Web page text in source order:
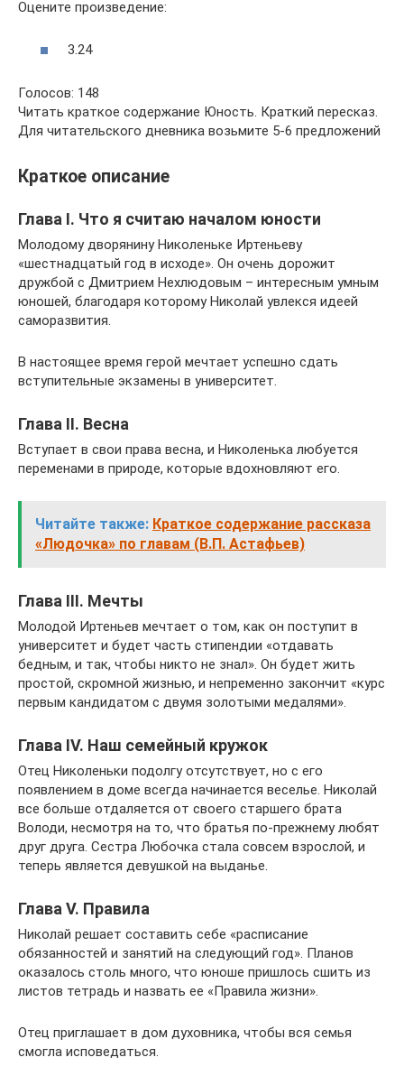
Оцените произведение:
3.24
Голосов: 148
Читать краткое содержание Юность. Краткий пересказ.
Для читательского дневника возьмите 5-6 предложений
Краткое описание
Глава I. Что я считаю началом юности
Молодому дворянину Николеньке Иртеньеву
«шестнадцатый год в исходе». Он очень дорожит
дружбой с Дмитрием Нехлюдовым – интересным умным
юношей, благодаря которому Николай увлекся идеей
саморазвития.
В настоящее время герой мечтает успешно сдать
вступительные экзамены в университет.
Глава II. Весна
Вступает в свои права весна, и Николенька любуется
переменами в природе, которые вдохновляют его.
Читайте также: Краткое содержание рассказа
«Людочка» по главам (В.П. Астафьев)
Глава III. Мечты
Молодой Иртеньев мечтает о том, как он поступит в
университет и будет часть стипендии «отдавать
бедным, и так, чтобы никто не знал». Он будет жить
простой, скромной жизнью, и непременно закончит «курс
первым кандидатом с двумя золотыми медалями».
Глава IV. Наш семейный кружок
Отец Николеньки подолгу отсутствует, но с его
появлением в доме всегда начинается веселье. Николай
все больше отдаляется от своего старшего брата
Володи, несмотря на то, что братья по-прежнему любят
друг друга. Сестра Любочка стала совсем взрослой, и
теперь является девушкой на выданье.
Глава V. Правила
Николай решает составить себе «расписание
обязанностей и занятий на следующий год». Планов
оказалось столь много, что юноше пришлось сшить из
листов тетрадь и назвать ее «Правила жизни».
Отец приглашает в дом духовника, чтобы вся семья
смогла исповедаться.